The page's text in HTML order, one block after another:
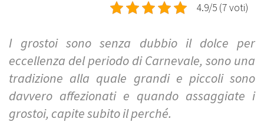
4.9/5 (7 voti)
I grostoi sono senza dubbio il dolce per
eccellenza del periodo di Carnevale, sono una
tradizione alla quale grandi e piccoli sono
davvero affezionati e quando assaggiate i
grostoi, capite subito il perché.